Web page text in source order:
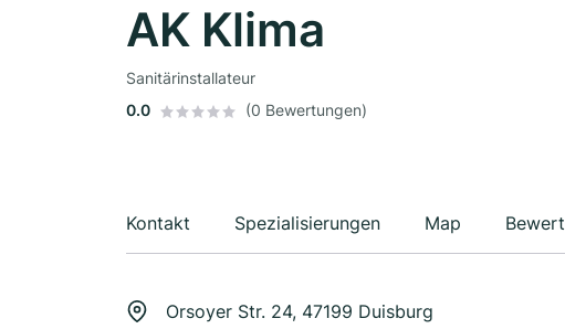
AK Klima
Sanitärinstallateur
0.0
(0 Bewertungen)
Kontakt Spezialisierungen Map
Orsoyer Str. 24, 47199 Duisburg